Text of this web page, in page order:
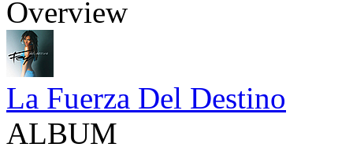
Overview
La Fuerza Del Destino
ALBUM